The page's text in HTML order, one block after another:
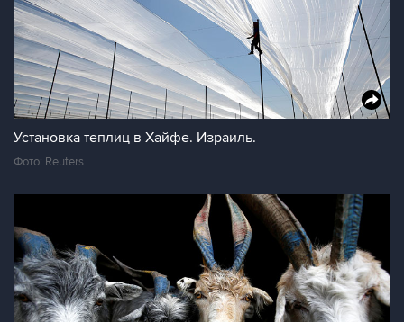
Установка теплиц в Хайфе. Израиль.
Фото: Reuters